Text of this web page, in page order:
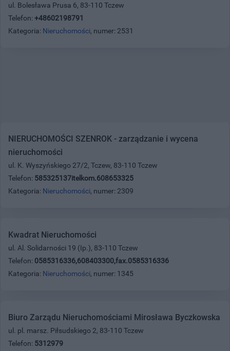
ul. Bolesława Prusa 6, 83-110 Tczew
Telefon: +48602198791
Kategoria: Nieruchomości, numer: 2531
NIERUCHOMOŚCI SZENROK - zarządzanie i wycena
nieruchomości
ul. K. Wyszyńskiego 27/2, Tczew, 83-110 Tczew
Telefon: 585325137itelkom.608653325
Kategoria: Nieruchomości, numer: 2309
Kwadrat Nieruchomości
ul. Al. Solidarności 19 (Ip.), 83-110 Tczew
Telefon: 0585316336,608403300,fax.0585316336
Kategoria: Nieruchomości, numer: 1345
Biuro Zarządu Nieruchomościami Mirosława Byczkowska
ul. pl. marsz. Piłsudskiego 2, 83-110 Tczew
Telefon: 5312979